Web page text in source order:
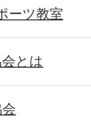
ーツ教室
とは